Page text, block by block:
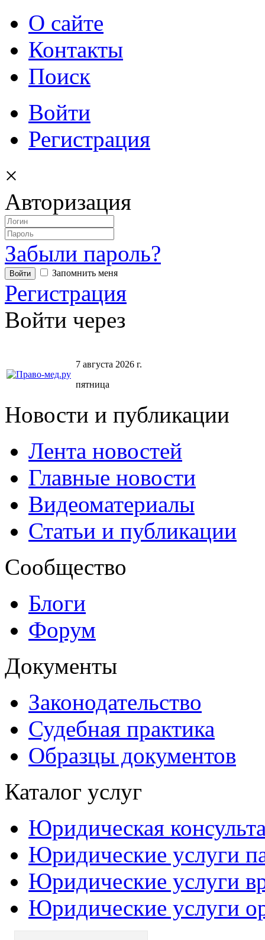
О сайте
Контакты
Поиск
Войти
Регистрация
×
Авторизация
Забыли пароль?
Запомнить меня
Регистрация
Войти через
7 августа 2026 г.
пятница
Новости и публикации
Лента новостей
Главные новости
Видеоматериалы
Статьи и публикации
Сообщество
Блоги
Форум
Документы
Законодательство
Судебная практика
Образцы документов
Каталог услуг
Юридическая
Юридические услуги
Юридические услуги
Юридические услуги